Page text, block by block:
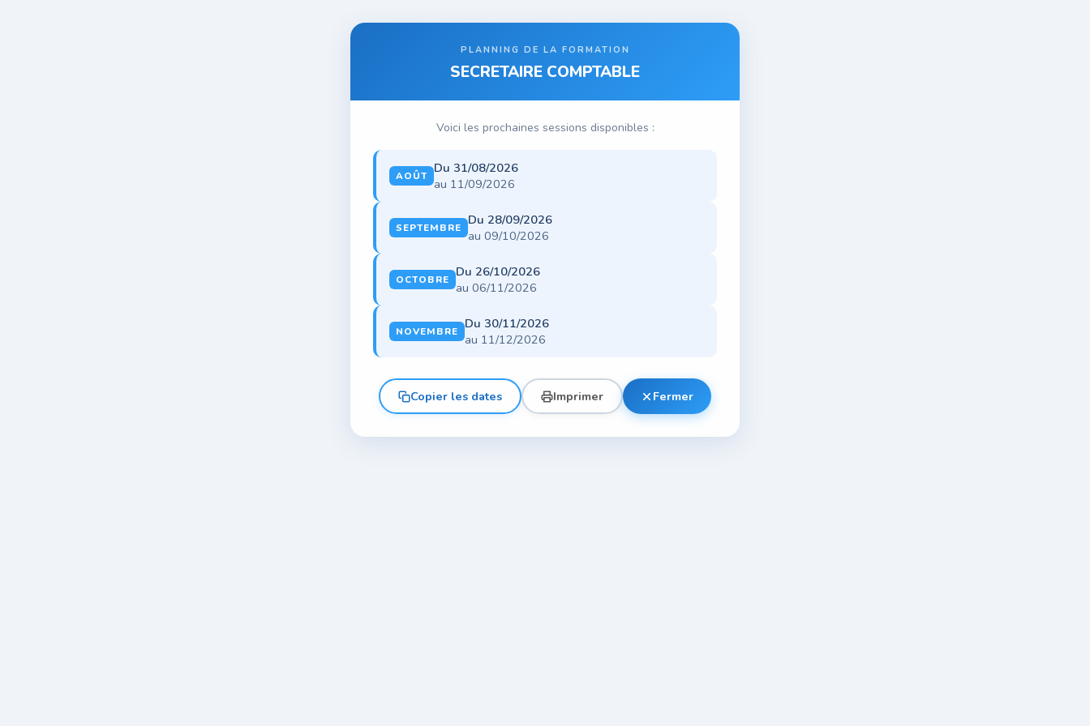
PLANNING DE LA FORMATION
SECRETAIRE COMPTABLE
Voici les prochaines sessions disponibles :
AOÛT
Du 31/08/2026
au 11/09/2026
SEPTEMBRE
Du 28/09/2026
au 09/10/2026
OCTOBRE
Du 26/10/2026
au 06/11/2026
NOVEMBRE
Du 30/11/2026
au 11/12/2026
Copier les dates Imprimer Fermer